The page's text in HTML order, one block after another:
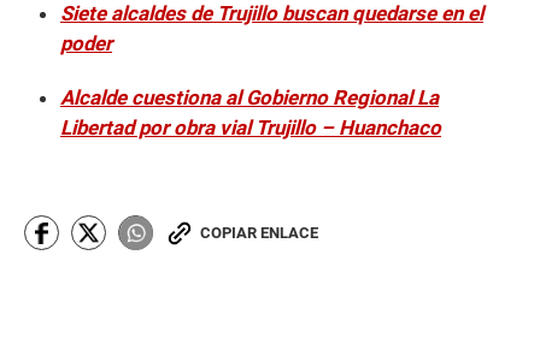
Siete alcaldes de Trujillo buscan quedarse en el
poder
Alcalde cuestiona al Gobierno Regional La
Libertad por obra vial Trujillo – Huanchaco
COPIAR ENLACE